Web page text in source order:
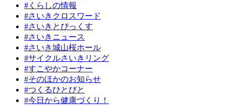
#くらしの情報
#さいきクロスワード
#さいきとぴっくす
#さいきニュース
#さいき城山桜ホール
#サイクルさいきリング
#すこやかコーナー
#そのほかのお知らせ
#つくるひとびと
#今日から健康づくり！